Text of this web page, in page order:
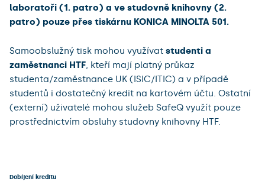
laboratoři (1. patro) a ve studovně knihovny (2.
patro) pouze přes tiskárnu KONICA MINOLTA 501.
Samoobslužný tisk mohou využívat studenti a
zaměstnanci HTF, kteří mají platný průkaz
studenta/zaměstnance UK (ISIC/ITIC) a v případě
studentů i dostatečný kredit na kartovém účtu. Ostatní
(externí) uživatelé mohou služeb SafeQ využít pouze
prostřednictvím obsluhy studovny knihovny HTF.
Dobíjení kreditu